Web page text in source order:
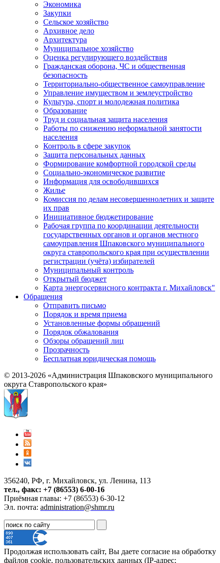
Экономика
Закупки
Сельское хозяйство
Архивное дело
Архитектура
Муниципальное хозяйство
Оценка регулирующего воздействия
Гражданская оборона, ЧС и общественная
безопасность
Территориально-общественное самоуправление
Управление имуществом и землеустройство
Культура, спорт и молодежная политика
Образование
Труд и социальная защита населения
Работы по снижению неформальной занятости
населения
Контроль в сфере закупок
Защита персональных данных
Формирование комфортной городской среды
Социально-экономическое развитие
Информация для освободившихся
Жилье
Комиссия по делам несовершеннолетних и защите
их прав
Инициативное бюджетирование
Рабочая группа по координации деятельности
государственных органов и органов местного
самоуправления Шпаковского муниципального
округа ставропольского края при осуществлении
регистрации (учёта) избирателей
Муниципальный контроль
Открытый бюджет
Карта энергосервисного контракта г. Михайловск"
Обращения
Отправить письмо
Порядок и время приема
Установленные формы обращений
Порядок обжалования
Обзоры обращений лиц
Прозрачность
Бесплатная юридическая помощь
© 2013-2026 «Администрация Шпаковского муниципального
округа Ставропольского края»
356240, РФ, г. Михайловск, ул. Ленина, 113
тел., факс: +7 (86553) 6-00-16
Приёмная главы: +7 (86553) 6-30-12
Эл. почта: administration@shmr.ru
Продолжая использовать сайт, Вы даете согласие на обработку
файлов cookie, пользовательских данных (IP-адрес;